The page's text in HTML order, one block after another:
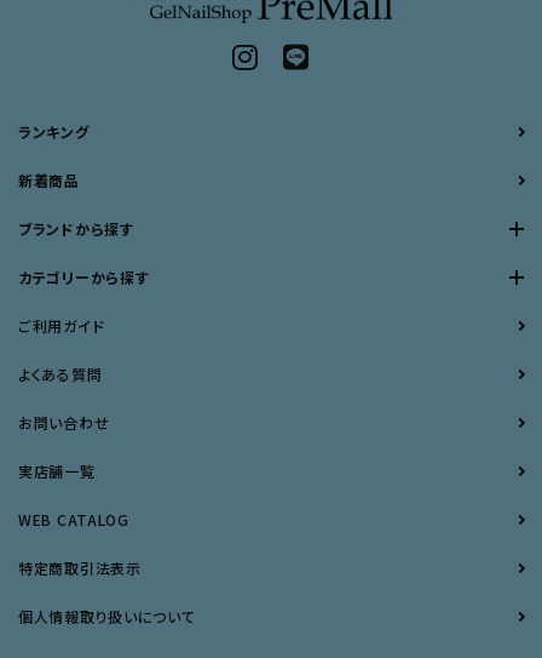
ランキング
新着商品
ブランドから探す
カテゴリーから探す
ご利用ガイド
よくある質問
お問い合わせ
実店舗一覧
WEB CATALOG
特定商取引法表示
個人情報取り扱いについて